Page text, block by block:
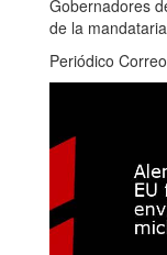
Gobernadores
de la
Periódico Correo